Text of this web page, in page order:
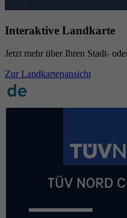
Interaktive Landkarte
Jetzt mehr über Ihren Stadt-
Zur Landkartenansicht